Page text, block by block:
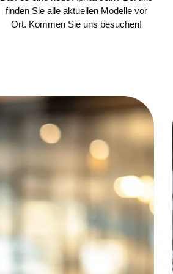
finden Sie alle aktuellen Modelle vor
Ort. Kommen Sie uns besuchen!